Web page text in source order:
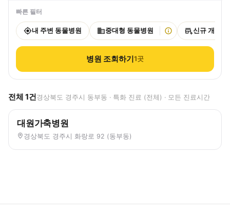
빠른 필터
내 주변 동물병원 중대형 동물병원 신규 개원
병원 조회하기1곳
전체 1건경상북도 경주시 동부동 · 특화 진료 (전체) · 모든 진료시간
대원가축병원
경상북도 경주시 화랑로 92 (동부동)